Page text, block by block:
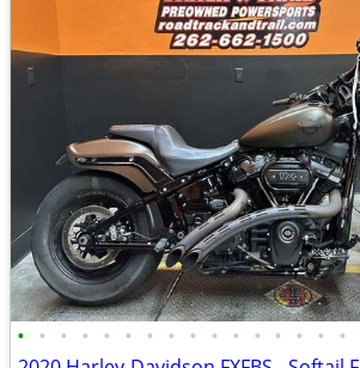
• • • • • • • • • • • • • • • •